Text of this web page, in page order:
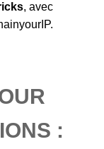
, avec
: